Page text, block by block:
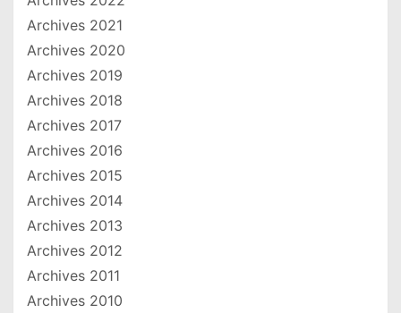
Archives 2021
Archives 2020
Archives 2019
Archives 2018
Archives 2017
Archives 2016
Archives 2015
Archives 2014
Archives 2013
Archives 2012
Archives 2011
Archives 2010